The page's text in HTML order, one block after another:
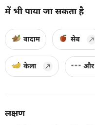
में भी पाया जा सकता है
बादाम सेब
केला और
लक्षण